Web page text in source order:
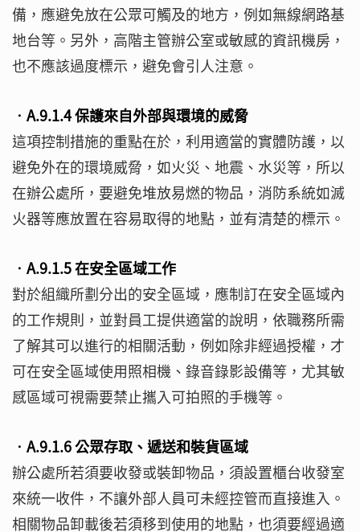
備，應避免放在公眾可觸及的地方，例如無線網路基
地台等。另外，高階主管辦公室或敏感的資訊機房，
也不應該過度標示，避免會引人注意。
‧A.9.1.4 保護來自外部與環境的威脅
這項控制措施的重點在於，利用適當的實體防護，以
避免外在的環境威脅，如火災、地震、水災等，所以
在辦公處所，要避免堆放易燃的物品，消防系統如滅
火器等應放置在容易取得的地點，並有清楚的標示。
‧A.9.1.5 在安全區域工作
對於組織所劃分出的安全區域，應制訂在安全區域內
的工作規則，並對員工提供適當的說明，依職務所需
了解其可以進行的相關活動，例如除非經過授權，才
可在安全區域使用照相機、錄音錄影設備等，尤其敏
感區域可視需要禁止攜入可拍照的手機等。
‧A.9.1.6 公眾存取、遞送和裝貨區域
辦公處所若須要收發或裝卸物品，須設置櫃台收發室
來統一收件，不讓外部人員可未經控管而直接進入。
相關物品卸載後若須移到使用的地點，也須要經過適